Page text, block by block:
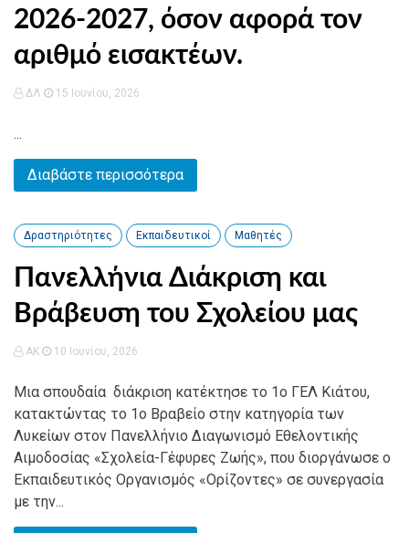
2026-2027, όσον αφορά τον
αριθμό εισακτέων.
ΔΛ 15 Ιουνίου, 2026
...
Διαβάστε περισσότερα
Δραστηριότητες Εκπαιδευτικοί Μαθητές
Πανελλήνια Διάκριση και
Βράβευση του Σχολείου μας
AK 10 Ιουνίου, 2026
Μια σπουδαία διάκριση κατέκτησε το 1ο ΓΕΛ Κιάτου,
κατακτώντας το 1ο Βραβείο στην κατηγορία των
Λυκείων στον Πανελλήνιο Διαγωνισμό Εθελοντικής
Αιμοδοσίας «Σχολεία-Γέφυρες Ζωής», που διοργάνωσε ο
Εκπαιδευτικός Οργανισμός «Ορίζοντες» σε συνεργασία
με την...